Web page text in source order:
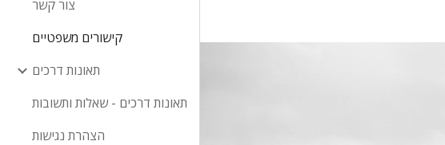
צור קשר
קישורים משפטיים
תאונות דרכים
תאונות דרכים - שאלות ותשובות
הצהרת נגישות